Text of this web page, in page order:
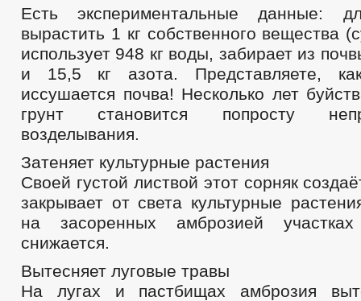
Есть экспериментальные данные:
вырастить 1 кг собственного вещества
использует 948 кг воды, забирает из
и 15,5 кг азота. Представляете,
иссушается почва! Несколько лет
грунт становится попросту
возделывания.
Затеняет культурные растения
Своей густой листвой этот сорняк
закрывает от света культурные
на засоренных амброзией
снижается.
Вытесняет луговые травы
На лугах и пастбищах амброзия